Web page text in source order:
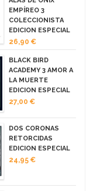
EMPÍREO 3
COLECCIONISTA
EDICION ESPECIAL
26,90 €
BLACK BIRD
ACADEMY 3 AMOR A
LA MUERTE
EDICION ESPECIAL
27,00 €
DOS CORONAS
RETORCIDAS
EDICION ESPECIAL
24,95 €